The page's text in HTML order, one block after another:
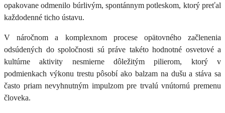
opakovane odmenilo búrlivým, spontánnym potleskom, ktorý preťal
každodenné ticho ústavu.
V náročnom a komplexnom procese opätovného začlenenia
odsúdených do spoločnosti sú práve takéto hodnotné osvetové a
kultúrne aktivity nesmierne dôležitým pilierom, ktorý v
podmienkach výkonu trestu pôsobí ako balzam na dušu a stáva sa
často priam nevyhnutným impulzom pre trvalú vnútornú premenu
človeka.